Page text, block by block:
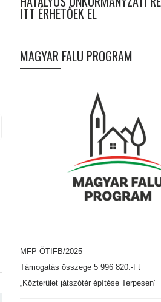
ITT ÉRHETŐEK EL
MAGYAR FALU PROGRAM
MFP-ÖTIFB/2025
Támogatás összege 5 996 820.-Ft
„Közterület játszótér építése Terpesen”